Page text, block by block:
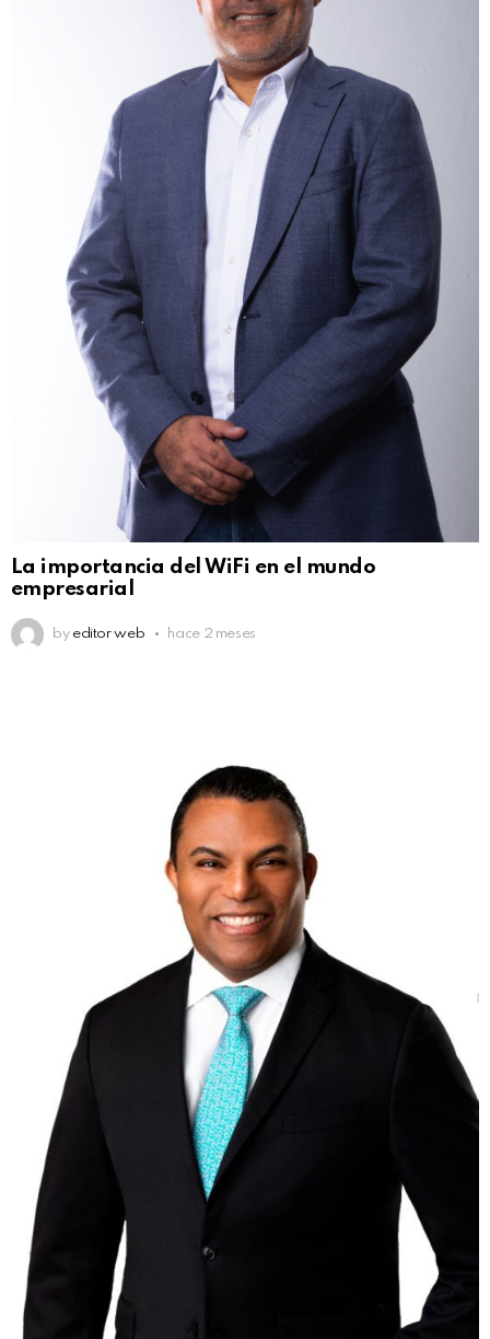
La importancia del WiFi en el mundo
empresarial
by editor web hace 2 meses